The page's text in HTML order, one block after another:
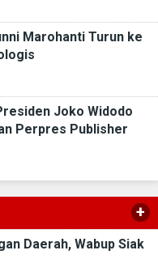
Marohanti Turun ke
Joko Widodo
Perpres Publisher
+
Daerah, Wabup Siak